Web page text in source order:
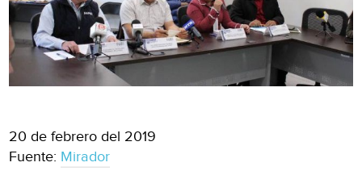
20 de febrero del 2019
Fuente: Mirador